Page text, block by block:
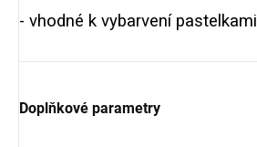
- vhodné k vybarvení
Doplňkové parametry